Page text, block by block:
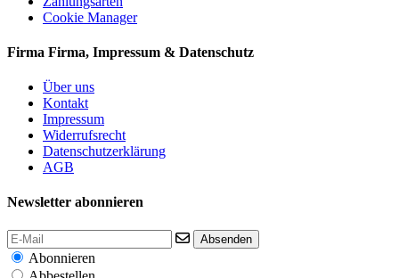
Cookie Manager
Firma Firma, Impressum & Datenschutz
Über uns
Kontakt
Impressum
Widerrufsrecht
Datenschutzerklärung
AGB
Newsletter abonnieren
Absenden
Abonnieren